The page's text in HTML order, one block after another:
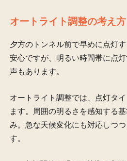
オートライト調整の考え方
夕方のトンネル前で早めに点灯
安心ですが、明るい時間帯に点
声もあります。
オートライト調整では、点灯タ
ます。周囲の明るさを感知する
み。急な天候変化にも対応しつ
す。